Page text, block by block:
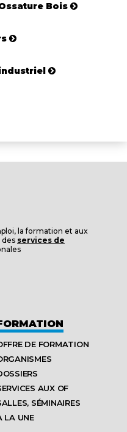
Bois
la formation et aux
des services de
DE FORMATION
AUX OF
SÉMINAIRES
LA UNE